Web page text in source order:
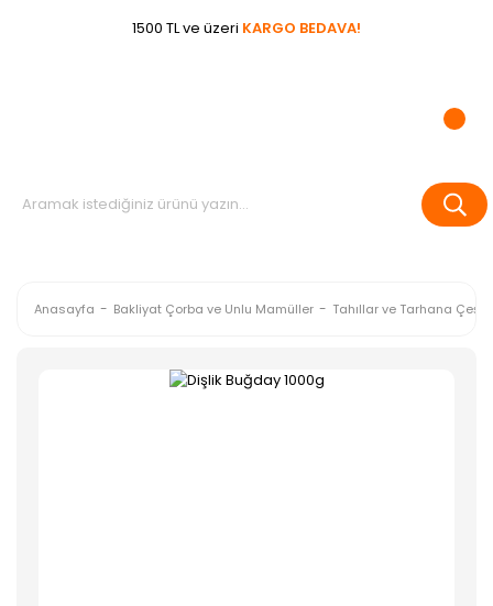
1500 TL ve üzeri KARGO BEDAVA!
Anasayfa Bakliyat Çorba ve Unlu Mamüller Tahıllar ve Tarhana